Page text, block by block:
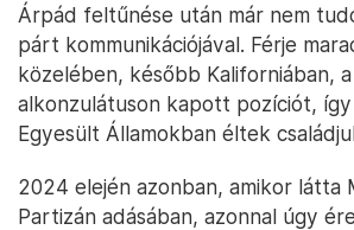
Árpád feltűnése után már nem
párt kommunikációjával. Férje
közelében, később Kaliforniában,
alkonzulátuson kapott pozíciót,
Egyesült Államokban éltek
2024 elején azonban, amikor látta
Partizán adásában, azonnal úgy